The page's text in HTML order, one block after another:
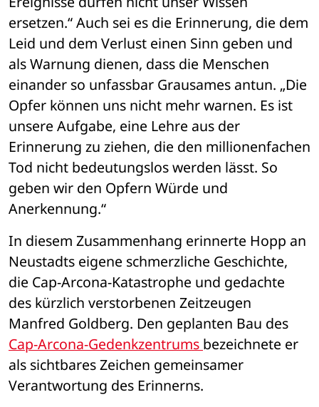
ersetzen.“ Auch sei es die Erinnerung, die dem
Leid und dem Verlust einen Sinn geben und
als Warnung dienen, dass die Menschen
einander so unfassbar Grausames antun. „Die
Opfer können uns nicht mehr warnen. Es ist
unsere Aufgabe, eine Lehre aus der
Erinnerung zu ziehen, die den millionenfachen
Tod nicht bedeutungslos werden lässt. So
geben wir den Opfern Würde und
Anerkennung.“
In diesem Zusammenhang erinnerte Hopp an
Neustadts eigene schmerzliche Geschichte,
die Cap-Arcona-Katastrophe und gedachte
des kürzlich verstorbenen Zeitzeugen
Cap-Arcona-Gedenkzentrums bezeichnete er
als sichtbares Zeichen gemeinsamer
Verantwortung des Erinnerns.